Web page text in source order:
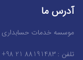
آدرس ما
موسسه خدمات حسابداری و
تلفن : 88191483 21 98+